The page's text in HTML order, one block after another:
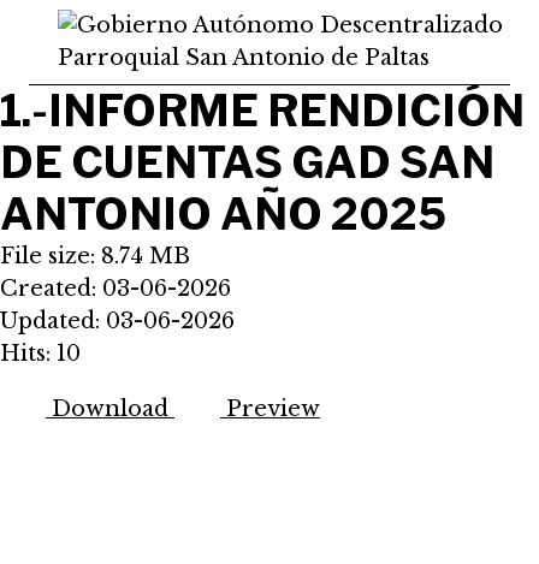
Saltar
contenido
1.-INFORME RENDICIÓN
DE CUENTAS GAD SAN
ANTONIO AÑO 2025
File size: 8.74 MB
Created: 03-06-2026
Updated: 03-06-2026
Hits: 10
Download Preview